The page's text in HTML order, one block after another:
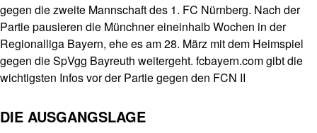
gegen die zweite Mannschaft des 1. FC Nürnberg. Nach der
Partie pausieren die Münchner eineinhalb Wochen in der
Regionalliga Bayern, ehe es am 28. März mit dem Heimspiel
gegen die SpVgg Bayreuth weitergeht. fcbayern.com gibt die
wichtigsten Infos vor der Partie gegen den FCN II
DIE AUSGANGSLAGE